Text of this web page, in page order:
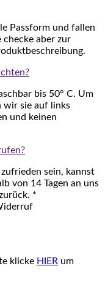
Passform und fallen
checke aber zur
bis 50° C. Um
wir sie auf links
und keinen
sein, kannst
von 14 Tagen an uns
*
klicke HIER um